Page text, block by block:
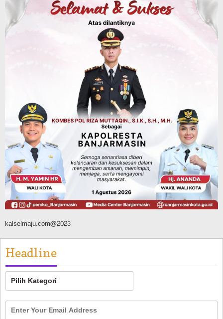
Dinas PUPR Kalsel Headline Pembangunan
Jalan Veteran Km 5,5 Sungai Lulut
Dibuka Pasca Retak dan Amblas,
Angkutan Bertonase 6 Ton Lebih Tak
Diperbolehkan Melintas
Pemerintahan
Juara Umum Tingkat Provinsi, 02SN
2026 di Jakarta Seluruhnya Diwakili
Atlet Banjarbaru
Agustus 7, 2026
kalselmaju.com@2023
Headline
Headline